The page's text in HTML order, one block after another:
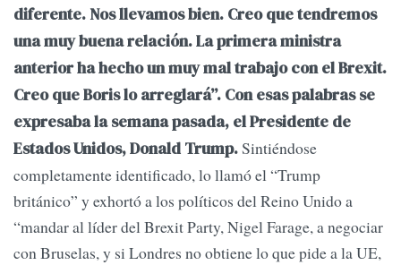
diferente. Nos llevamos bien. Creo que tendremos
una muy buena relación. La primera ministra
anterior ha hecho un muy mal trabajo con el Brexit.
Creo que Boris lo arreglará”. Con esas palabras se
expresaba la semana pasada, el Presidente de
Estados Unidos, Donald Trump.Sintiéndose
completamente identificado, lo llamó el “Trump
británico” y exhortó a los políticos del Reino Unido a
“mandar al líder del Brexit Party, Nigel Farage, a negociar
con Bruselas, y si Londres no obtiene lo que pide a la UE,